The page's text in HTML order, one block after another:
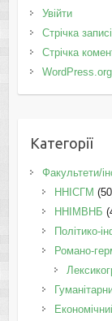
Увійти
Стрічка
Стрічка
WordPress.org
Категорії
Факультети/
ННІСГМ
ННІМВНБ
Політико-
Романо-